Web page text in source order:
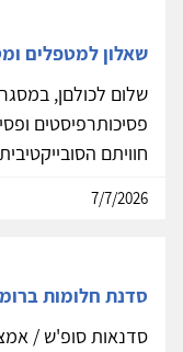
שאלון למטפלים
שלום לכולםן,
פסיכותרפיסטים
חוויתם
7/7/2026
סדנת חלומות
סדנאות סופ'ש /